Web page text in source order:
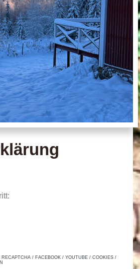
/ FACEBOOK / YOUTUBE / COOKIES /